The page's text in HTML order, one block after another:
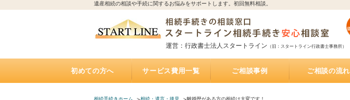
遺産相続の相談や手続に関するお悩みをサポートします。初回無料相談。
運営：行政書士法人スタートライン （旧：スタートライン行政書士事務所）
初めての方へ
どれくらいかかるの？
すれば？費用はどれくらいかかるの？
れば？費用はどれくらいかかるの？
れば？費用はどれくらいかかるの？
ば？費用はいくら？（相続不動産・空家売却）
かかる税金
用は？（専門家が解説）
かかるの？（公正証書遺言）
続
理・売却を依頼すれば？費用は？
依頼すれば？費用は？
（全国対応）
サービス費用一覧 ご相談事例 ご相談の流れ
相続手続きホーム 相続・遺言・後見 離婚歴がある方の相続は大変です！